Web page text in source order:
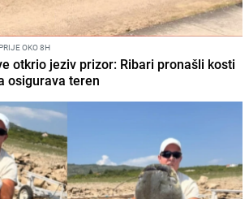
OKO 8H
otkrio jeziv prizor: Ribari pronašli kosti
osigurava teren